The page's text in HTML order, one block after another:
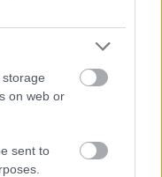
on web or
sent to